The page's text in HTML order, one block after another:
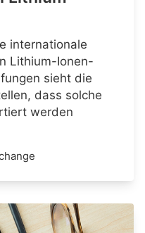
internationale
Lithium-Ionen-
sieht die
dass solche
werden